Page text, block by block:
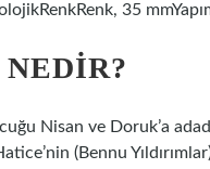
35
Nisan ve Doruk’a
(Bennu